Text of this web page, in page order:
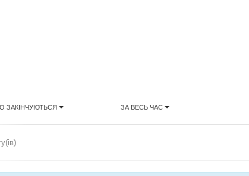
ЗАКІНЧУЮТЬСЯ ЗА ВЕСЬ ЧАС